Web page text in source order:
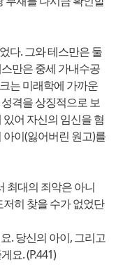
다. 그와 테스만은 둘
만은 중세 가내수공
는 미래학에 가까운
격을 상징적으로 보
어 자신의 임신을 혐
이(잃어버린 원고)를
최대의 죄악은 아니
저히 찾을 수가 없었단
. 당신의 아이, 그리고
요. (P.441)